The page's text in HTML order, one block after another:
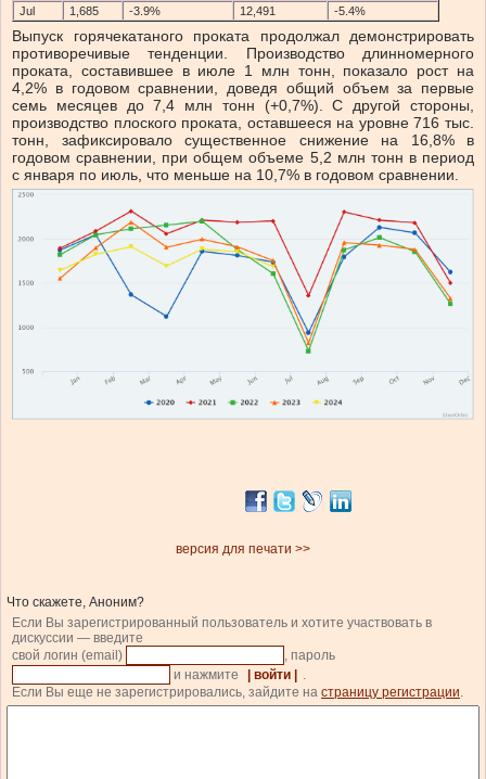
Jul
1,685 -3.9% 12,491 -5.4%
Выпуск горячекатаного проката продолжал демонстрировать
противоречивые тенденции. Производство длинномерного
проката, составившее в июле 1 млн тонн, показало рост на
4,2% в годовом сравнении, доведя общий объем за первые
семь месяцев до 7,4 млн тонн (+0,7%). С другой стороны,
производство плоского проката, оставшееся на уровне 716 тыс.
тонн, зафиксировало существенное снижение на 16,8% в
годовом сравнении, при общем объеме 5,2 млн тонн в период
с января по июль, что меньше на 10,7% в годовом сравнении.
версия для печати >>
Что скажете, Аноним?
Если Вы зарегистрированный пользователь и хотите участвовать в
дискуссии — введите
свой логин (email)
, пароль
и нажмите
| войти |
.
Если Вы еще не зарегистрировались, зайдите на страницу регистрации.